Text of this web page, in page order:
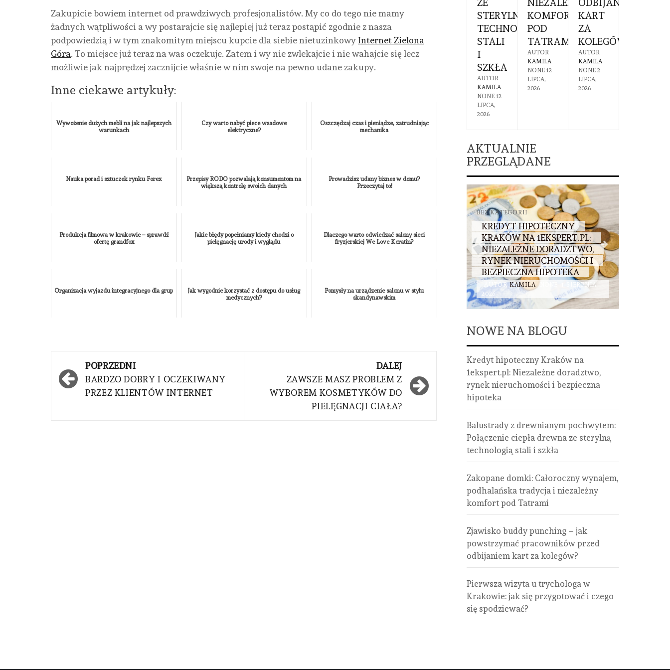
Zakupicie bowiem internet od prawdziwych profesjonalistów. My co do tego nie mamy
żadnych wątpliwości a wy postarajcie się najlepiej już teraz postąpić zgodnie z nasza
podpowiedzią i w tym znakomitym miejscu kupcie dla siebie nietuzinkowyInternet Zielona
Góra. To miejsce już teraz na was oczekuje. Zatem i wy nie zwlekajcie i nie wahajcie się lecz
możliwie jak najprędzej zacznijcie właśnie w nim swoje na pewno udane zakupy.
Inne ciekawe artykuły:
Wywożenie dużych mebli na jak najlepszych
warunkach
Czy warto nabyć piece wsadowe
elektryczne?
Oszczędzaj czas i pieniądze, zatrudniając
mechanika
Nauka porad i sztuczek rynku Forex
Przepisy RODO pozwalają konsumentom na
większą kontrolę swoich danych
Prowadzisz udany biznes w domu?
Przeczytaj to!
Produkcja filmowa w krakowie – sprawdź
ofertę grandfox
Jakie błędy popełniamy kiedy chodzi o
pielęgnację urody i wyglądu
Dlaczego warto odwiedzać salony sieci
fryzjerskiej We Love Keratin?
Organizacja wyjazdu integracyjnego dla grup
Jak wygodnie korzystać z dostępu do usług
medycznych?
Pomysły na urządzenie salonu w stylu
skandynawskim
Nawigacja
wpisu
POPRZEDNI
BARDZO DOBRY I OCZEKIWANY
PRZEZ KLIENTÓW INTERNET
DALEJ
ZAWSZE MASZ PROBLEM Z
WYBOREM KOSMETYKÓW DO
PIELĘGNACJI CIAŁA?
KOMFORT
POD
TATRAMI
AUTOR
NONE 12
KART
ZA
KOLEGÓW?
AUTOR
NONE 2
PRZYGOTOWAĆ
I
CZEGO
SIĘ
SPODZIEWAĆ?
NIERUCHOMOŚCI
BEZPIECZNA
2026
ZE
STERYLNĄ
TECHNOLOGIĄ
STALI
I
SZKŁA
AUTOR
KAMILA
NONE 12
LIPCA,
2026
NIEZALEŻNY
KOMFORT
POD
TATRAMI
AUTOR
KAMILA
NONE 12
LIPCA,
2026
ODBIJANIEM
KART
ZA
KOLEGÓW?
AUTOR
KAMILA
NONE 2
LIPCA,
2026
AKTUALNIE
PRZEGLĄDANE
PIERWSZA WIZYTA U
CZERWCA, 2026
BEZ KATEGORII
KREDYT HIPOTECZNY
KRAKÓW NA 1EKSPERT.PL:
NIEZALEŻNE DORADZTWO,
RYNEK NIERUCHOMOŚCI I
BEZPIECZNA HIPOTEKA
AUTOR KAMILA
1 SIERPNIA,
2026
NOWE NA BLOGU
Kredyt hipoteczny Kraków na
1ekspert.pl: Niezależne doradztwo,
rynek nieruchomości i bezpieczna
hipoteka
Balustrady z drewnianym pochwytem:
Połączenie ciepła drewna ze sterylną
technologią stali i szkła
Zakopane domki: Całoroczny wynajem,
podhalańska tradycja i niezależny
komfort pod Tatrami
Zjawisko buddy punching – jak
powstrzymać pracowników przed
odbijaniem kart za kolegów?
Pierwsza wizyta u trychologa w
Krakowie: jak się przygotować i czego
się spodziewać?